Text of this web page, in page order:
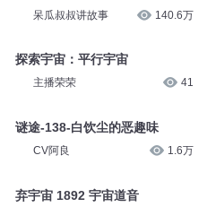
呆瓜叔叔讲故事 140.6万
探索宇宙：平行宇宙
主播荣荣 41
谜途-138-白饮尘的恶趣味
CV阿良 1.6万
弃宇宙 1892 宇宙道音